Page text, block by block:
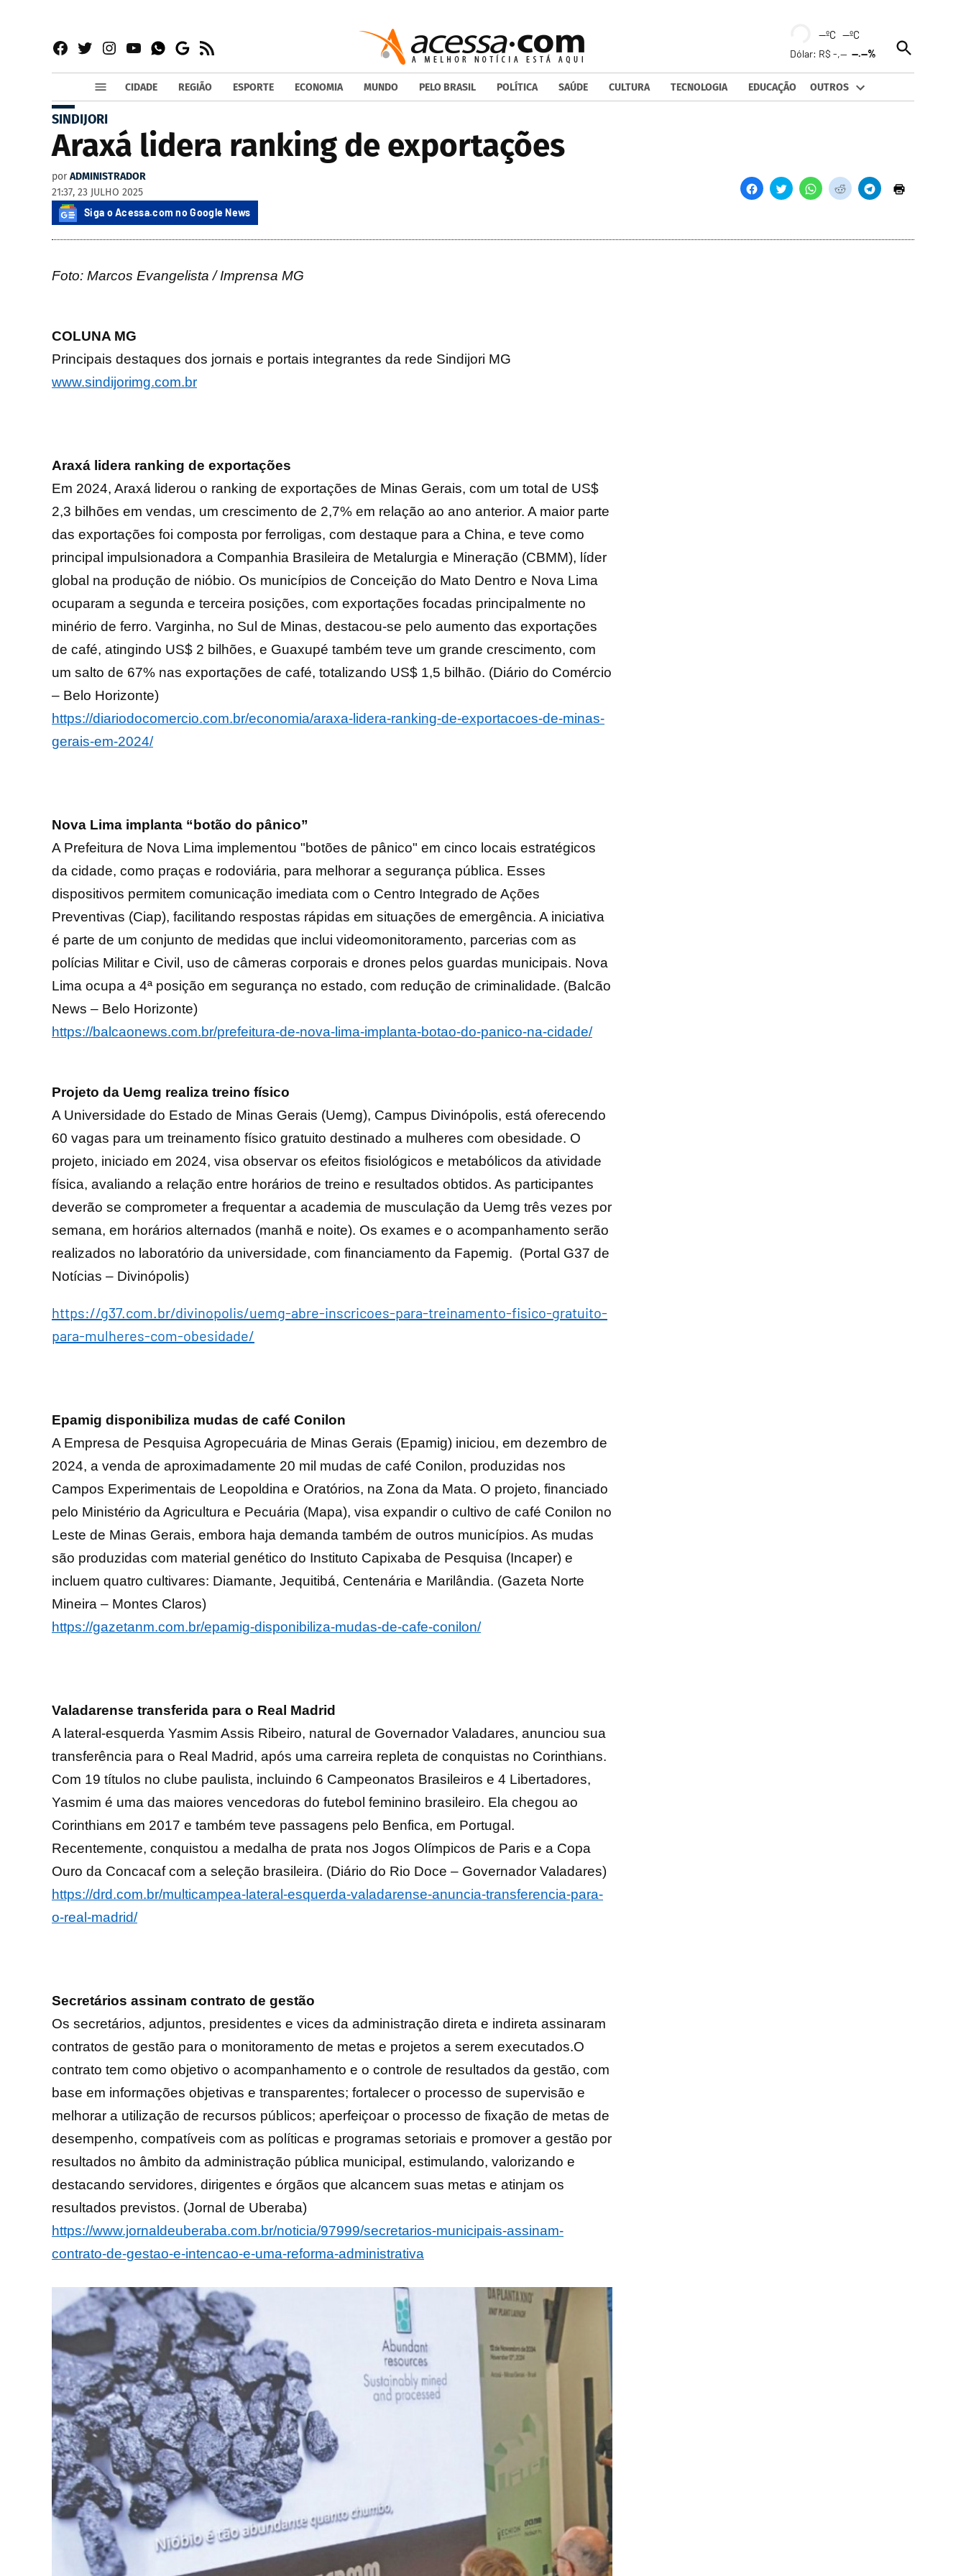
Facebook
TwitterInstagram
YouTubeWhatsapp
Google
News
RSS
--ºC --ºC
Dólar: R$ -,----.--%
Open
Search
CIDADE REGIÃO ESPORTE ECONOMIA MUNDO PELO BRASIL POLÍTICA SAÚDE CULTURA TECNOLOGIA EDUCAÇÃO OUTROS
SINDIJORI
Araxá lidera ranking de exportações
por ADMINISTRADOR
21:37, 23 JULHO 2025
Siga o Acessa.com no Google News
Foto: Marcos Evangelista / Imprensa MG
COLUNA MG
Principais destaques dos jornais e portais integrantes da rede Sindijori MG
www.sindijorimg.com.br
Araxá lidera ranking de exportações
Em 2024, Araxá liderou o ranking de exportações de Minas Gerais, com um total de US$
2,3 bilhões em vendas, um crescimento de 2,7% em relação ao ano anterior. A maior parte
das exportações foi composta por ferroligas, com destaque para a China, e teve como
principal impulsionadora a Companhia Brasileira de Metalurgia e Mineração (CBMM), líder
global na produção de nióbio. Os municípios de Conceição do Mato Dentro e Nova Lima
ocuparam a segunda e terceira posições, com exportações focadas principalmente no
minério de ferro. Varginha, no Sul de Minas, destacou-se pelo aumento das exportações
de café, atingindo US$ 2 bilhões, e Guaxupé também teve um grande crescimento, com
um salto de 67% nas exportações de café, totalizando US$ 1,5 bilhão. (Diário do Comércio
– Belo Horizonte)
https://diariodocomercio.com.br/economia/araxa-lidera-ranking-de-exportacoes-de-minas-
gerais-em-2024/
Nova Lima implanta “botão do pânico”
A Prefeitura de Nova Lima implementou "botões de pânico" em cinco locais estratégicos
da cidade, como praças e rodoviária, para melhorar a segurança pública. Esses
dispositivos permitem comunicação imediata com o Centro Integrado de Ações
Preventivas (Ciap), facilitando respostas rápidas em situações de emergência. A iniciativa
é parte de um conjunto de medidas que inclui videomonitoramento, parcerias com as
polícias Militar e Civil, uso de câmeras corporais e drones pelos guardas municipais. Nova
Lima ocupa a 4ª posição em segurança no estado, com redução de criminalidade. (Balcão
News – Belo Horizonte)
https://balcaonews.com.br/prefeitura-de-nova-lima-implanta-botao-do-panico-na-cidade/
Projeto da Uemg realiza treino físico
A Universidade do Estado de Minas Gerais (Uemg), Campus Divinópolis, está oferecendo
60 vagas para um treinamento físico gratuito destinado a mulheres com obesidade. O
projeto, iniciado em 2024, visa observar os efeitos fisiológicos e metabólicos da atividade
física, avaliando a relação entre horários de treino e resultados obtidos. As participantes
deverão se comprometer a frequentar a academia de musculação da Uemg três vezes por
semana, em horários alternados (manhã e noite). Os exames e o acompanhamento serão
realizados no laboratório da universidade, com financiamento da Fapemig. (Portal G37 de
Notícias – Divinópolis)
https://g37.com.br/divinopolis/uemg-abre-inscricoes-para-treinamento-fisico-gratuito-
para-mulheres-com-obesidade/
Epamig disponibiliza mudas de café Conilon
A Empresa de Pesquisa Agropecuária de Minas Gerais (Epamig) iniciou, em dezembro de
2024, a venda de aproximadamente 20 mil mudas de café Conilon, produzidas nos
Campos Experimentais de Leopoldina e Oratórios, na Zona da Mata. O projeto, financiado
pelo Ministério da Agricultura e Pecuária (Mapa), visa expandir o cultivo de café Conilon no
Leste de Minas Gerais, embora haja demanda também de outros municípios. As mudas
são produzidas com material genético do Instituto Capixaba de Pesquisa (Incaper) e
incluem quatro cultivares: Diamante, Jequitibá, Centenária e Marilândia. (Gazeta Norte
Mineira – Montes Claros)
https://gazetanm.com.br/epamig-disponibiliza-mudas-de-cafe-conilon/
Valadarense transferida para o Real Madrid
A lateral-esquerda Yasmim Assis Ribeiro, natural de Governador Valadares, anunciou sua
transferência para o Real Madrid, após uma carreira repleta de conquistas no Corinthians.
Com 19 títulos no clube paulista, incluindo 6 Campeonatos Brasileiros e 4 Libertadores,
Yasmim é uma das maiores vencedoras do futebol feminino brasileiro. Ela chegou ao
Corinthians em 2017 e também teve passagens pelo Benfica, em Portugal.
Recentemente, conquistou a medalha de prata nos Jogos Olímpicos de Paris e a Copa
Ouro da Concacaf com a seleção brasileira. (Diário do Rio Doce – Governador Valadares)
https://drd.com.br/multicampea-lateral-esquerda-valadarense-anuncia-transferencia-para-
o-real-madrid/
Secretários assinam contrato de gestão
Os secretários, adjuntos, presidentes e vices da administração direta e indireta assinaram
contratos de gestão para o monitoramento de metas e projetos a serem executados.O
contrato tem como objetivo o acompanhamento e o controle de resultados da gestão, com
base em informações objetivas e transparentes; fortalecer o processo de supervisão e
melhorar a utilização de recursos públicos; aperfeiçoar o processo de fixação de metas de
desempenho, compatíveis com as políticas e programas setoriais e promover a gestão por
resultados no âmbito da administração pública municipal, estimulando, valorizando e
destacando servidores, dirigentes e órgãos que alcancem suas metas e atinjam os
resultados previstos. (Jornal de Uberaba)
https://www.jornaldeuberaba.com.br/noticia/97999/secretarios-municipais-assinam-
contrato-de-gestao-e-intencao-e-uma-reforma-administrativa